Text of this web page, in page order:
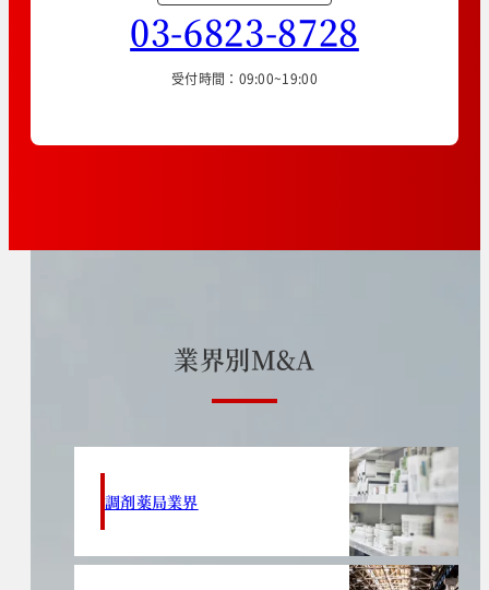
03-6823-8728
受付時間：09:00~19:00
業界別M&A
調剤薬局業界